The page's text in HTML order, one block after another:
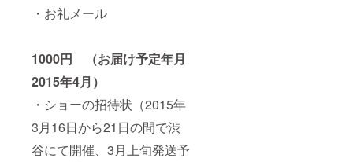
・お礼メール
1000円 （お届け予定年月
2015年4月）
・ショーの招待状（2015年
3月16日から21日の間で渋
谷にて開催、3月上旬発送予